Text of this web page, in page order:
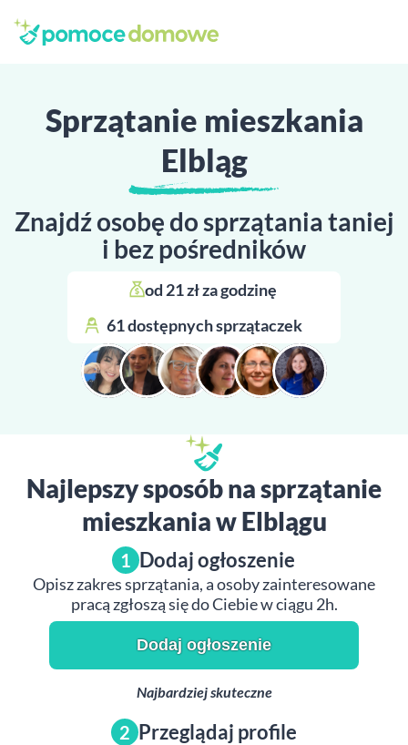
Sprzątanie mieszkania
Elbląg
Znajdź osobę do sprzątania taniej
i bez pośredników
od 21 zł za godzinę
61 dostępnych sprzątaczek
Najlepszy sposób na sprzątanie
mieszkania w Elblągu
1 Dodaj ogłoszenie
Opisz zakres sprzątania, a osoby zainteresowane
pracą zgłoszą się do Ciebie w ciągu 2h.
Dodaj ogłoszenie
Najbardziej skuteczne
2 Przeglądaj profile